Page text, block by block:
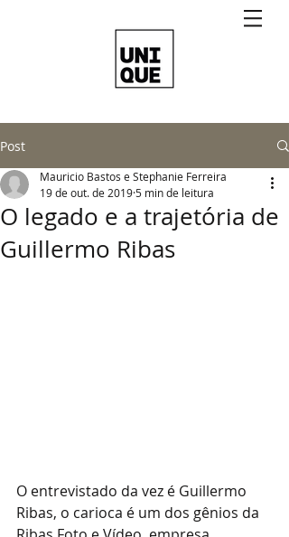
Post
O legado e a trajetória de
Guillermo Ribas
Mauricio Bastos e Stephanie Ferreira
19 de out. de 2019 5 min de leitura
O entrevistado da vez é Guillermo
Ribas, o carioca é um dos gênios da